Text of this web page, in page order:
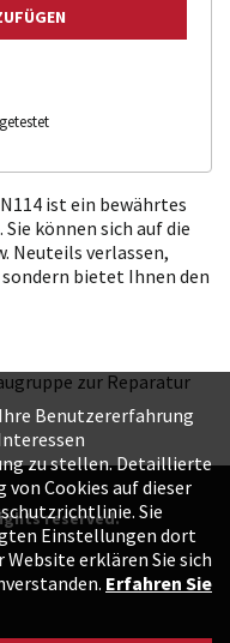
ist ein bewährtes
können sich auf die
Neuteils verlassen,
bietet Ihnen den
zur Reparatur
rights reserved.
Benutzererfahrung
zu stellen. Detaillierte
Cookies auf dieser
Sie
Einstellungen dort
erklären Sie sich
Erfahren Sie